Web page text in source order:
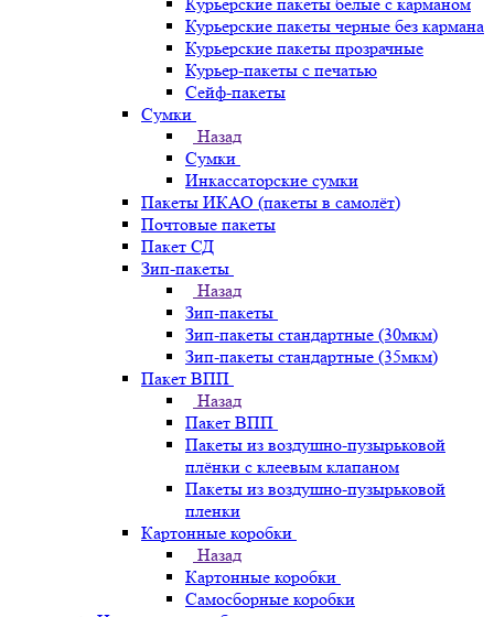
Курьерские пакеты черные без кармана
Курьерские пакеты прозрачные
Курьер-пакеты с печатью
Сейф-пакеты
Сумки
Назад
Сумки
Инкассаторские сумки
Пакеты ИКАО (пакеты в самолёт)
Почтовые пакеты
Пакет СД
Зип-пакеты
Назад
Зип-пакеты
Зип-пакеты стандартные (30мкм)
Зип-пакеты стандартные (35мкм)
Пакет ВПП
Назад
Пакет ВПП
Пакеты из воздушно-пузырьковой
плёнки с клеевым клапаном
Пакеты из воздушно-пузырьковой
пленки
Картонные коробки
Назад
Картонные коробки
Самосборные коробки